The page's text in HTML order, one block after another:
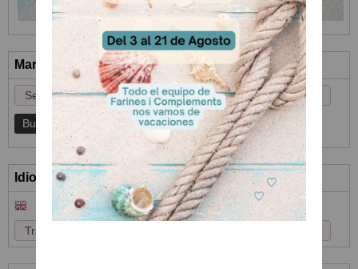
Marcas
Idioma